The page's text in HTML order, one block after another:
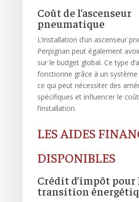
Coût de l’ascenseur
pneumatique
L’installation d’un ascenseur
Perpignan peut également
sur le budget global. Ce type
fonctionne grâce à un système
ce qui peut nécessiter des
spécifiques et influencer le
l’installation.
LES AIDES
DISPONIBLES
Crédit d’impôt pour
transition